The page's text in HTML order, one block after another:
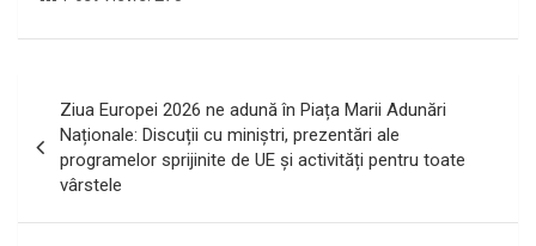
articole
Ziua Europei 2026 ne adună în Piața Marii Adunări
Naționale: Discuții cu miniștri, prezentări ale
programelor sprijinite de UE și activități pentru toate
vârstele